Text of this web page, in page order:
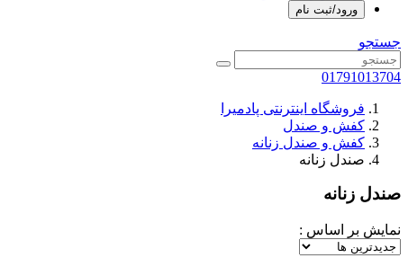
ورود/ثبت نام
جستجو
01791013704
فروشگاه اینترنتی پادمیرا
کفش و صندل
کفش و صندل زنانه
صندل زنانه
صندل زنانه
نمایش بر اساس :